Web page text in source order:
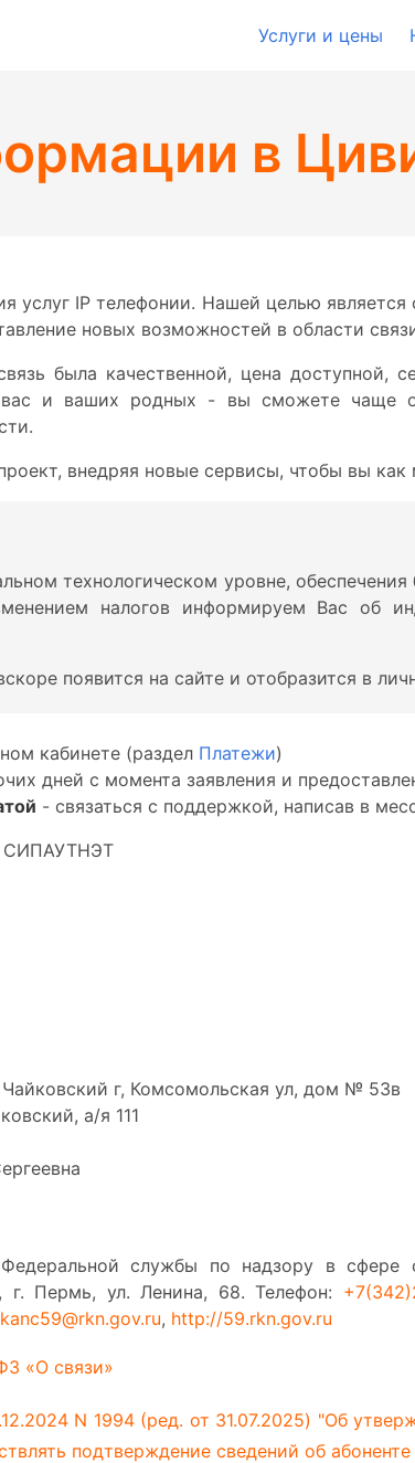
Услуги и цены
в
услуг IP телефонии. Нашей целью
новых возможностей в области
была качественной, цена доступной,
и ваших родных - вы сможете чаще
внедряя новые сервисы, чтобы вы
технологическом уровне,
налогов информируем Вас об
появится на сайте и отобразится в
кабинете (раздел Платежи)
дней с момента заявления и
- связаться с поддержкой, написав в
СИПАУТНЭТ
г, Комсомольская ул, дом № 53в
а/я 111
службы по надзору в
Пермь, ул. Ленина, 68. Телефон:
, http://59.rkn.gov.ru
«О связи»
N 1994 (ред. от 31.07.2025) "Об
подтверждение сведений об